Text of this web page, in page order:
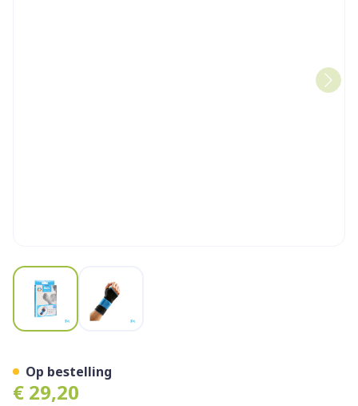
View larger image
€ 29,20
Op bestelling